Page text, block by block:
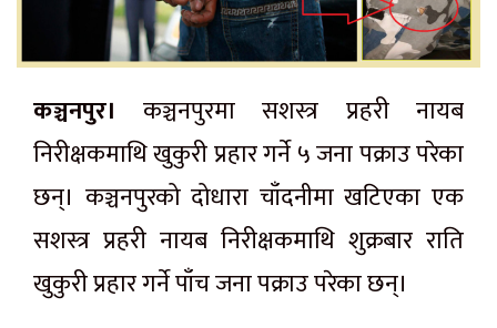
कञ्चनपुर। कञ्चनपुरमा सशस्त्र प्रहरी नायब
निरीक्षकमाथि खुकुरी प्रहार गर्ने ५ जना पक्राउ परेका
छन्। कञ्चनपुरको दोधारा चाँदनीमा खटिएका एक
सशस्त्र प्रहरी नायब निरीक्षकमाथि शुक्रबार राति
खुकुरी प्रहार गर्ने पाँच जना पक्राउ परेका छन्।